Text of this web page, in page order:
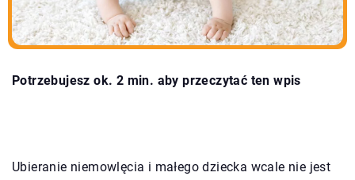
Potrzebujesz ok. 2 min. aby przeczytać ten wpis
Ubieranie niemowlęcia i małego dziecka wcale nie jest